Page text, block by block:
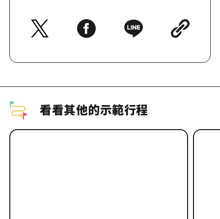
看看其他的示範行程